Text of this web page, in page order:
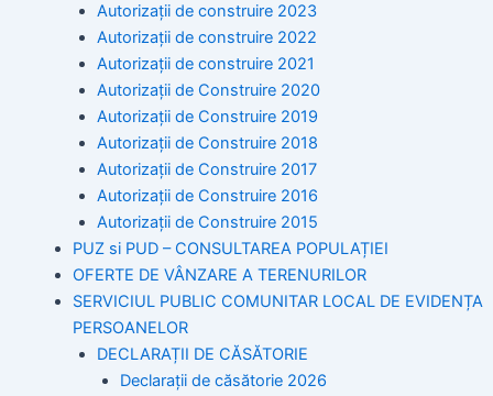
Autorizații de construire 2023
Autorizații de construire 2022
Autorizații de construire 2021
Autorizații de Construire 2020
Autorizații de Construire 2019
Autorizaţii de Construire 2018
Autorizaţii de Construire 2017
Autorizaţii de Construire 2016
Autorizaţii de Construire 2015
PUZ si PUD – CONSULTAREA POPULAȚIEI
OFERTE DE VÂNZARE A TERENURILOR
SERVICIUL PUBLIC COMUNITAR LOCAL DE EVIDENȚA
PERSOANELOR
DECLARAȚII DE CĂSĂTORIE
Declarații de căsătorie 2026